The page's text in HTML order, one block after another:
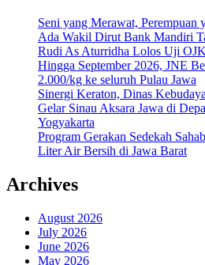
Seni yang Merawat, Perempuan
Ada Wakil Dirut Bank Mandiri
Rudi As Aturridha Lolos Uji OJK
Hingga September 2026, JNE
2.000/kg ke seluruh Pulau Jawa
Sinergi Keraton, Dinas
Gelar Sinau Aksara Jawa di
Yogyakarta
Program Gerakan Sedekah
Liter Air Bersih di Jawa Barat
Archives
August 2026
July 2026
June 2026
May 2026